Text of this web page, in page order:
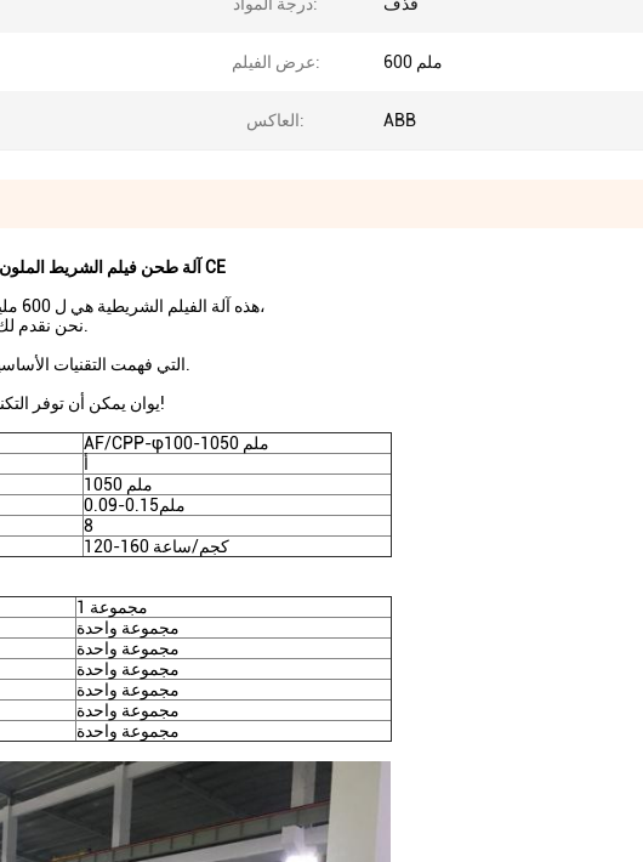
عرض الفيلم: 600 ملم
العاكس: ABB
AF-600mm PP آلة طحن فيلم الشريط الملون ، خط إنتاج فيلم الشريط ، معتمد CE
هذه آلة الفيلم الشريطية هي ل 600 مليمتر عريض. نطاق سمك هو من 0.09-0.18 مليمتر،
سرعة الخط هي 40-50ms / m.نحن نقدم لك مشروع مفتاح يد.
آلة فيلم الشريط PP مصنوعة من قبل YAOAN، التي فهمت التقنيات الأساسية.
يوان يمكن أن توفر التكنولوجيا الكاملة والصيغة للعملاء بمجرد وضع الطلب!
AF/CPP-φ100-1050 ملم
أ
1050 ملم
0.09-0.15ملم
8
120-160 كجم/ساعة
1 مجموعة
مجموعة واحدة
مجموعة واحدة
مجموعة واحدة
مجموعة واحدة
مجموعة واحدة
مجموعة واحدة